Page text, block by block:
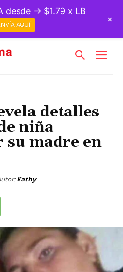
detalles
niña
su madre en
Kathy
desde → $1.79 x LB
AQUÍ
+